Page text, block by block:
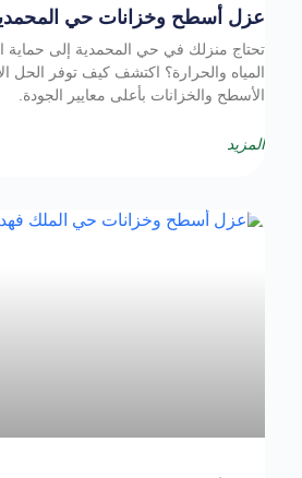
عزل أسطح وخزانات حي
تحتاج منزلك في حي المحمدية إلى حماية
المياه والحرارة؟ اكتشف كيف توفر الحل
الأسطح والخزانات بأعلى معايير الجودة.
المزيد